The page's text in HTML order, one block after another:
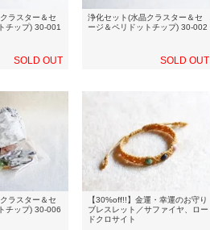
ラスター＆セ
チップ) 30-001
SOLD OUT
浄化セット(水晶クラスター＆セ
ージ＆ペリドットチップ) 30-002
SOLD OUT
ラスター＆セ
チップ) 30-006
【30%off!!】金運・幸運のお守り
ブレスレット／サファイヤ、ロー
ドクロサイト